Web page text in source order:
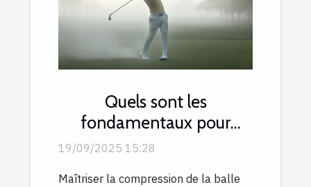
Quels sont les
fondamentaux pour
compresser la balle avec
19/09/2025 15:28
Maîtriser la compression de la balle